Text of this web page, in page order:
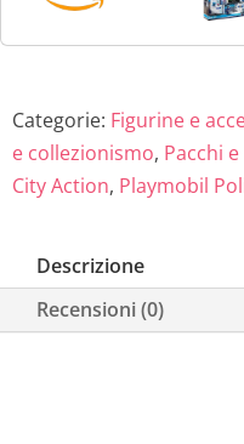
Categorie: Figurine e
e collezionismo, Pacchi
City Action, Playmobil
Descrizione
Recensioni (0)